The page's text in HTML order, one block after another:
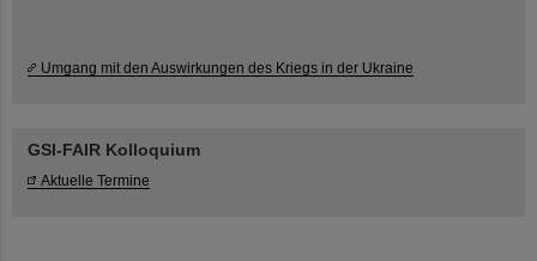
Umgang mit den Auswirkungen des Kriegs in der Ukraine
GSI-FAIR Kolloquium
Aktuelle Termine